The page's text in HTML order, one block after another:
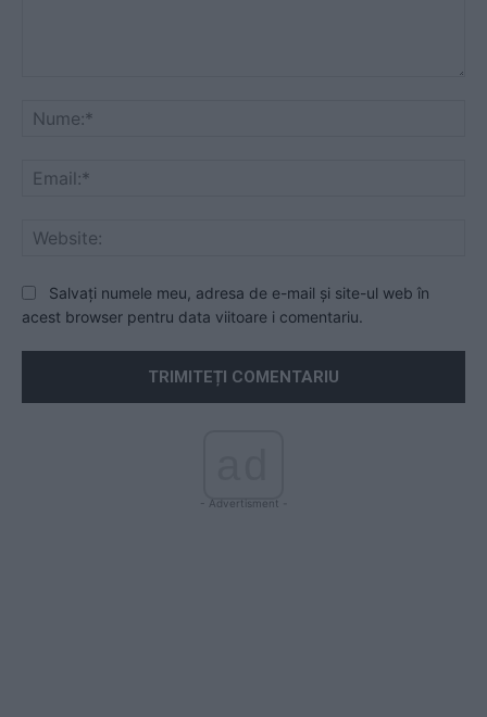
Salvați numele meu, adresa de e-mail și site-ul web în
acest browser pentru data viitoare i comentariu.
- Advertisment -